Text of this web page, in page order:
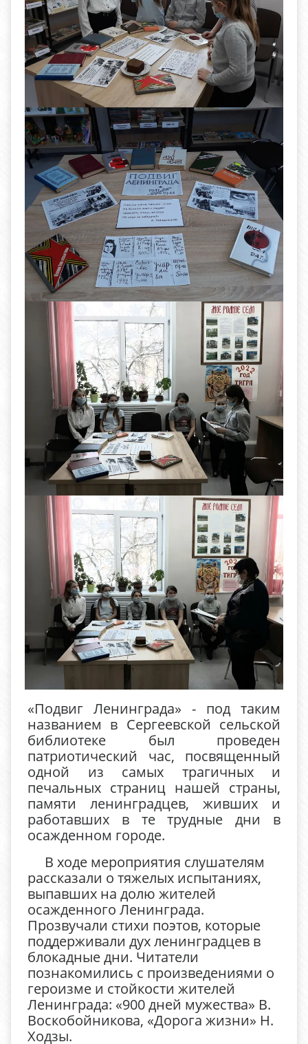
«Подвиг Ленинграда» - под таким
названием в Сергеевской сельской
библиотеке был проведен
патриотический час, посвященный
одной из самых трагичных и
печальных страниц нашей страны,
памяти ленинградцев, живших и
работавших в те трудные дни в
осажденном городе.
В ходе мероприятия слушателям
рассказали о тяжелых испытаниях,
выпавших на долю жителей
осажденного Ленинграда.
Прозвучали стихи поэтов, которые
поддерживали дух ленинградцев в
блокадные дни. Читатели
познакомились с произведениями о
героизме и стойкости жителей
Ленинграда: «900 дней мужества» В.
Воскобойникова, «Дорога жизни» Н.
Ходзы.